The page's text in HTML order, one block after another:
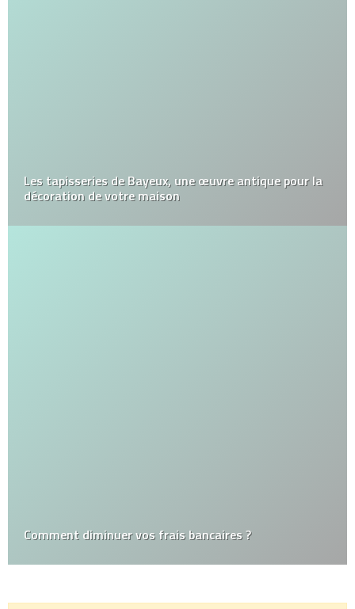
Les tapisseries de Bayeux, une œuvre antique pour la
décoration de votre maison
Comment diminuer vos frais bancaires ?